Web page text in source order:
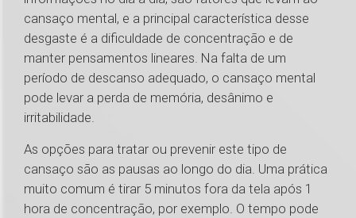
cansaço mental, e a principal característica desse
desgaste é a dificuldade de concentração e de
manter pensamentos lineares. Na falta de um
período de descanso adequado, o cansaço mental
pode levar a perda de memória, desânimo e
irritabilidade.
As opções para tratar ou prevenir este tipo de
cansaço são as pausas ao longo do dia. Uma prática
muito comum é tirar 5 minutos fora da tela após 1
hora de concentração, por exemplo. O tempo pode